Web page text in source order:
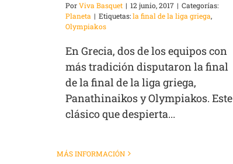
PorViva Basquet | 12 junio, 2017 | Categorías:
Planeta | Etiquetas:la final de la liga griega,
Olympiakos
En Grecia, dos de los equipos con
más tradición disputaron la final
de la final de la liga griega,
Panathinaikos y Olympiakos. Este
clásico que despierta...
MÁS INFORMACIÓN